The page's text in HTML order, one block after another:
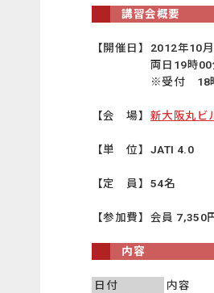
講習会概要
【開催日】
2012年10
両日19時
※受付 18
【会 場】 新大阪丸
【単 位】 JATI 4.0
【定 員】 54名
【参加費】 会員
内容
日付 内容